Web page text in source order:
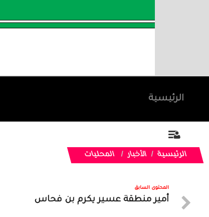
الرئيسية
الرئيسية الأخبار المحليات
المحتوى السابق
أمير منطقة عسير يكرم بن فحاس